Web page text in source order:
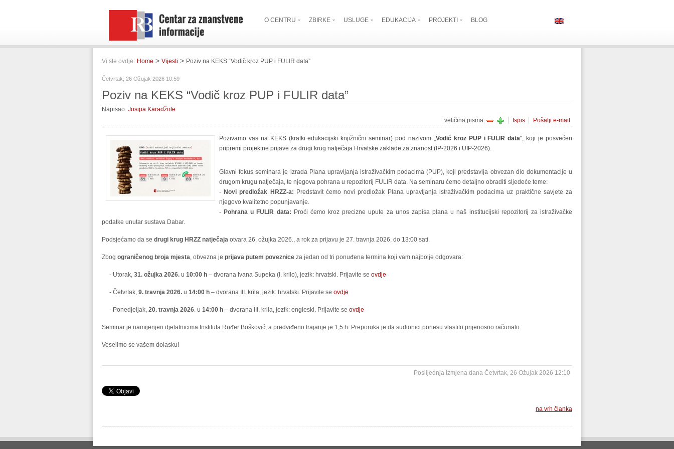
O CENTRU ZBIRKE USLUGE EDUKACIJA PROJEKTI BLOG
Vi ste ovdje: Home > Vijesti > Poziv na KEKS “Vodič kroz PUP i FULIR data”
Četvrtak, 26 Ožujak 2026 10:59
Poziv na KEKS “Vodič kroz PUP i FULIR data”
Napisao Josipa Karadžole
veličina pisma
Ispis Pošalji e-mail
Pozivamo vas na KEKS (kratki edukacijski knjižnični seminar) pod nazivom „Vodič kroz PUP i FULIR data", koji je posvećen
pripremi projektne prijave za drugi krug natječaja Hrvatske zaklade za znanost (IP-2026 i UIP-2026).
Glavni fokus seminara je izrada Plana upravljanja istraživačkim podacima (PUP), koji predstavlja obvezan dio dokumentacije u
drugom krugu natječaja, te njegova pohrana u repozitorij FULIR data. Na seminaru ćemo detaljno obraditi sljedeće teme:
- Novi predložak HRZZ-a: Predstavit ćemo novi predložak Plana upravljanja istraživačkim podacima uz praktične savjete za
njegovo kvalitetno popunjavanje.
- Pohrana u FULIR data: Proći ćemo kroz precizne upute za unos zapisa plana u naš institucijski repozitorij za istraživačke
podatke unutar sustava Dabar.
Podsjećamo da se drugi krug HRZZ natječaja otvara 26. ožujka 2026., a rok za prijavu je 27. travnja 2026. do 13:00 sati.
Zbog ograničenog broja mjesta, obvezna je prijava putem poveznice za jedan od tri ponuđena termina koji vam najbolje odgovara:
- Utorak, 31. ožujka 2026. u 10:00 h – dvorana Ivana Supeka (I. krilo), jezik: hrvatski. Prijavite se ovdje
- Četvrtak, 9. travnja 2026. u 14:00 h – dvorana III. krila, jezik: hrvatski. Prijavite se ovdje
- Ponedjeljak, 20. travnja 2026. u 14:00 h – dvorana III. krila, jezik: engleski. Prijavite se ovdje
Seminar je namijenjen djelatnicima Instituta Ruđer Bošković, a predviđeno trajanje je 1,5 h. Preporuka je da sudionici ponesu vlastito prijenosno računalo.
Veselimo se vašem dolasku!
Poslijednja izmjena dana Četvrtak, 26 Ožujak 2026 12:10
na vrh članka